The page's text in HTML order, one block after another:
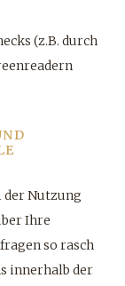
(z.B. durch
der Nutzung
Ihre
so rasch
innerhalb der